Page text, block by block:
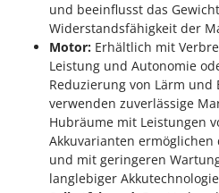
und beeinflusst das
Widerstandsfähigkeit der
Motor: Erhältlich mit
Leistung und Autonomie
Reduzierung von Lärm
verwenden zuverlässige
Hubräume mit Leistungen
Akkuvarianten ermöglichen
und mit geringeren
langlebiger